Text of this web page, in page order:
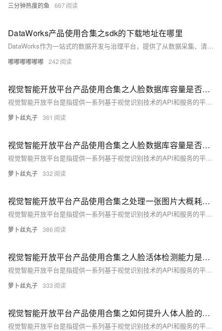
三分钟热度的鱼 667
DataWorks产品使用合集之sdk的下载地址在哪里
DataWorks作为一站式的数据开发与治理平台，提供了从数据采集、清洗、开发、调度、服务化、质量监控到安全管理的全套解决方案，帮助企业构建高效、规范、安全的大数据处理体系。以下是对DataWorks产品使用合集的概述，涵盖数据处理的各个环节。
嘟嘟嘟嘟嘟嘟 242
视觉智能开放平台产品使用合集之人脸数据库容量是否支持扩容
视觉智能开放平台是指提供一系列基于视觉识别技术的API和服务的平台，这些服务通常包括图像识别、人脸识别、物体检测、文字识别、场景理解等。企业或开发者可以通过调用这些API，快速将视觉智能功能集成到自己的应用或服务中，而无需从零开始研发相关算法和技术。以下是一些常见的视觉智能开放平台产品及其应用场景的概览。
萝卜丝丸子 361
视觉智能开放平台产品使用合集之人脸数据库容量是否支持扩容
视觉智能开放平台是指提供一系列基于视觉识别技术的API和服务的平台，这些服务通常包括图像识别、人脸识别、物体检测、文字识别、场景理解等。企业或开发者可以通过调用这些API，快速将视觉智能功能集成到自己的应用或服务中，而无需从零开始研发相关算法和技术。以下是一些常见的视觉智能开放平台产品及其应用场景的概览。
萝卜丝丸子 332
视觉智能开放平台产品使用合集之处理一张图片大概耗时多久
视觉智能开放平台是指提供一系列基于视觉识别技术的API和服务的平台，这些服务通常包括图像识别、人脸识别、物体检测、文字识别、场景理解等。企业或开发者可以通过调用这些API，快速将视觉智能功能集成到自己的应用或服务中，而无需从零开始研发相关算法和技术。以下是一些常见的视觉智能开放平台产品及其应用场景的概览。
萝卜丝丸子 386
视觉智能开放平台产品使用合集之人脸活体检测能力是否支持Android端或者iOS端直接调用
视觉智能开放平台是指提供一系列基于视觉识别技术的API和服务的平台，这些服务通常包括图像识别、人脸识别、物体检测、文字识别、场景理解等。企业或开发者可以通过调用这些API，快速将视觉智能功能集成到自己的应用或服务中，而无需从零开始研发相关算法和技术。以下是一些常见的视觉智能开放平台产品及其应用场景的概览。
萝卜丝丸子 333
视觉智能开放平台产品使用合集之如何提升人体人脸的QPS
视觉智能开放平台是指提供一系列基于视觉识别技术的API和服务的平台，这些服务通常包括图像识别、人脸识别、物体检测、文字识别、场景理解等。企业或开发者可以通过调用这些API，快速将视觉智能功能集成到自己的应用或服务中，而无需从零开始研发相关算法和技术。以下是一些常见的视觉智能开放平台产品及其应用场景的概览。